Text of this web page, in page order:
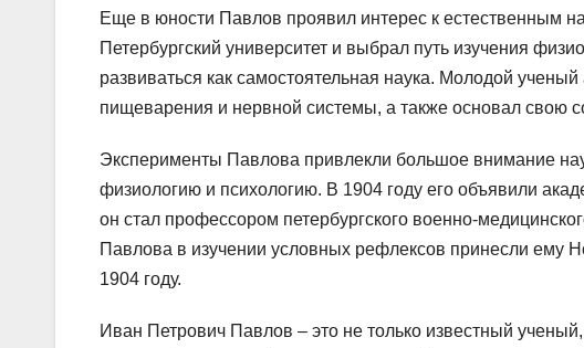
Еще в юности Павлов проявил интерес к естественным
Петербургский университет и выбрал путь изучения
развиваться как самостоятельная наука. Молодой
пищеварения и нервной системы, а также основал свою
Эксперименты Павлова привлекли большое внимание
физиологию и психологию. В 1904 году его объявили
он стал профессором петербургского военно-
Павлова в изучении условных рефлексов принесли ему
1904 году.
Иван Петрович Павлов – это не только известный